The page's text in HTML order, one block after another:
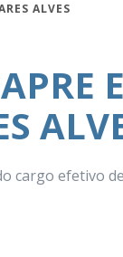
ALVES
cargo efetivo